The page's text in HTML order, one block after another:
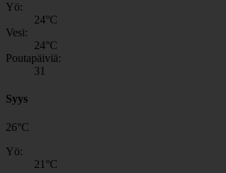
Yö:
24°C
Vesi:
24°C
Poutapäiviä:
31
Syys
26°C
Yö:
21 °C